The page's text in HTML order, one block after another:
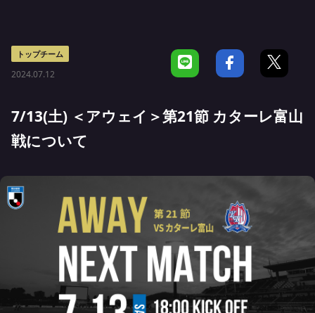
トップチーム
2024.07.12
7/13(土) ＜アウェイ＞第21節 カターレ富山
戦について